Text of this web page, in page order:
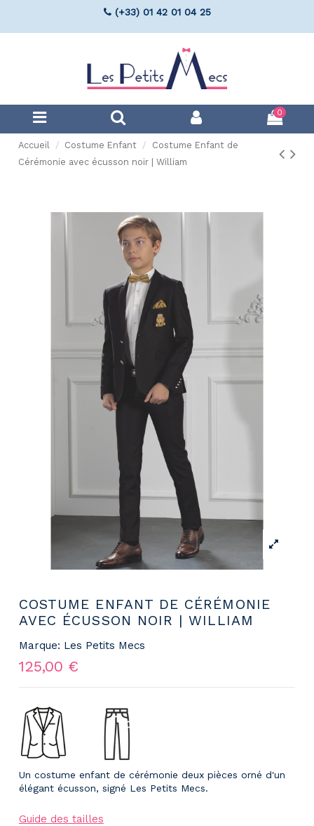
(+33) 01 42 01 04 25
0
Accueil Costume Enfant
Costume Enfant de
Cérémonie avec écusson noir | William
COSTUME ENFANT DE CÉRÉMONIE
AVEC ÉCUSSON NOIR | WILLIAM
Marque: Les Petits Mecs
125,00 €
Un costume enfant de cérémonie deux pièces orné d'un
élégant écusson, signé Les Petits Mecs.
Guide des tailles